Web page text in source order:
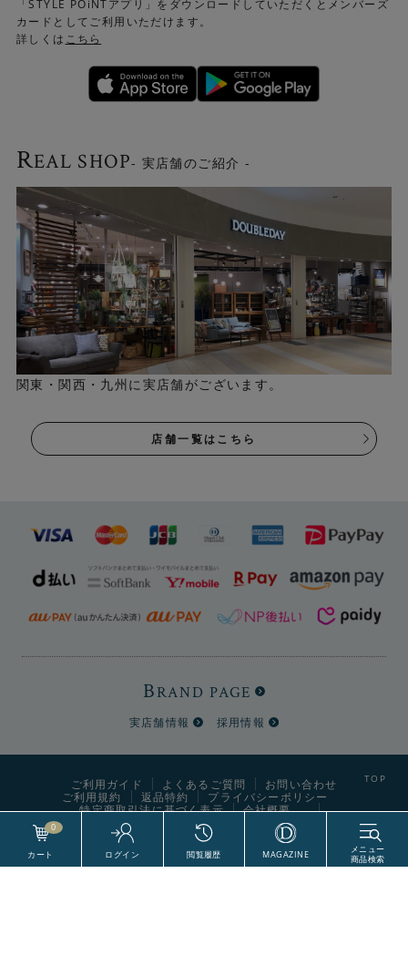
「STYLE POiNTアプリ」をダウンロードしていただくとメンバーズ
カードとしてご利用いただけます。
詳しくは こちら
REAL SHOP- 実店舗のご紹介 -
関東・関西・九州に実店舗がございます。
店舗一覧はこちら
BRAND PAGE
実店舗情報 採用情報
0
ご利用ガイド よくあるご質問
お問い合わせ
ご利用規約
返品特約
プライバシーポリシー
特定商取引法に基づく表示
会社概要
World Style Labels CO., Ltd. All Right Reserved.